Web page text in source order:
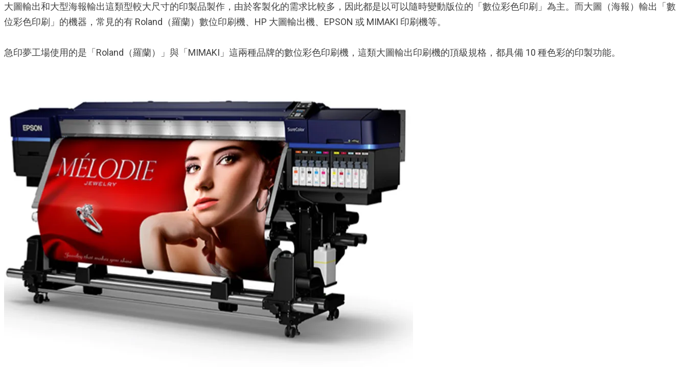
大圖輸出和大型海報輸出這類型較大尺寸的印製品製作，由於客製化的需求比較多，因此都是以可以隨時變動版位的「數位彩色印刷」為主。而大圖（海報）輸出「數
位彩色印刷」的機器，常見的有 Roland（羅蘭）數位印刷機、HP 大圖輸出機、EPSON 或 MIMAKI 印刷機等。
急印夢工場使用的是「Roland（羅蘭）」與「MIMAKI」這兩種品牌的數位彩色印刷機，這類大圖輸出印刷機的頂級規格，都具備 10 種色彩的印製功能。